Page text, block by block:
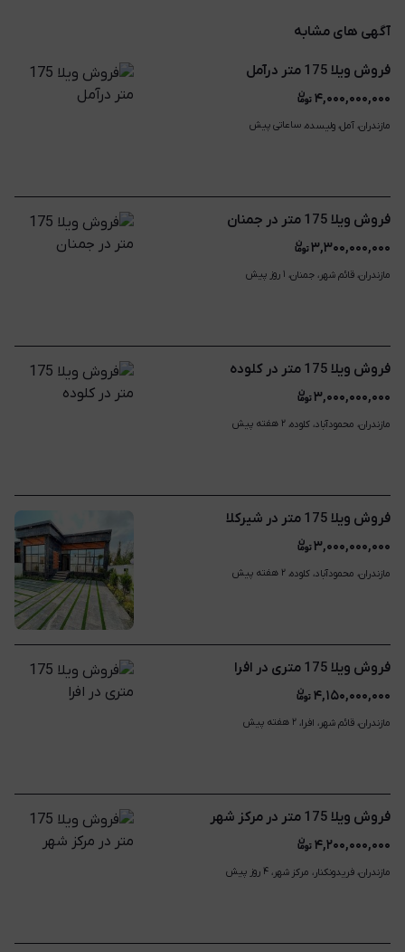
آگهی های مشابه
فروش ویلا 175 متر درآمل
۴,۰۰۰,۰۰۰,۰۰۰
مازندران، آمل، ولیسده، ساعاتی پیش
فروش ویلا 175 متر در جمنان
۳,۳۰۰,۰۰۰,۰۰۰
مازندران، قائم شهر، جمنان، ۱ روز پیش
فروش ویلا 175 متر در کلوده
۳,۰۰۰,۰۰۰,۰۰۰
مازندران، محمودآباد، کلوده، ۲ هفته پیش
فروش ویلا 175 متر در شیرکلا
۳,۰۰۰,۰۰۰,۰۰۰
مازندران، محمودآباد، کلوده، ۲ هفته پیش
فروش ویلا 175 متری در افرا
۴,۱۵۰,۰۰۰,۰۰۰
مازندران، قائم شهر، افرا، ۲ هفته پیش
فروش ویلا 175 متر در مرکز شهر
۴,۲۰۰,۰۰۰,۰۰۰
مازندران، فریدونکنار، مرکز شهر، ۴ روز پیش